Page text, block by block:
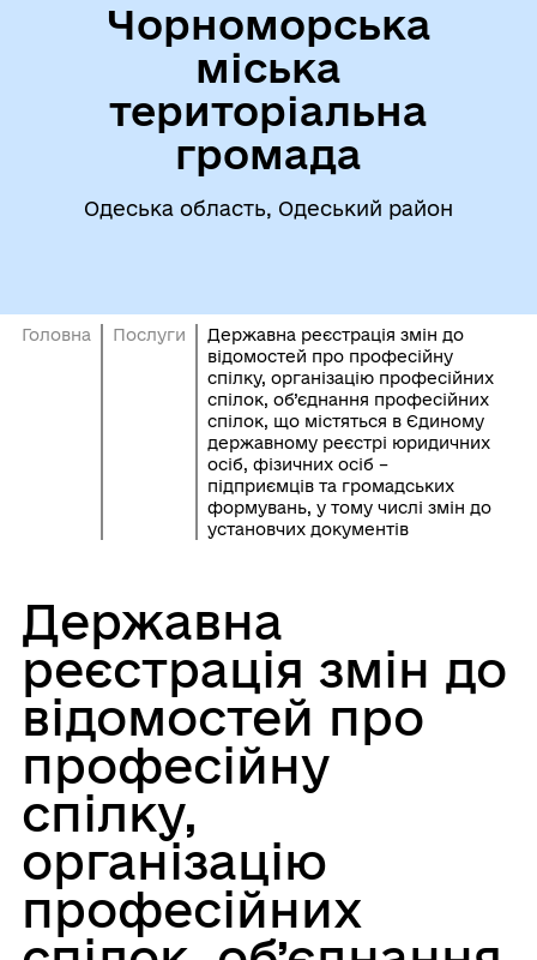
Чорноморська
міська
територіальна
громада
Одеська область, Одеський район
Головна Послуги
Державна реєстрація змін до
відомостей про професійну
спілку, організацію професійних
спілок, об’єднання професійних
спілок, що містяться в Єдиному
державному реєстрі юридичних
осіб, фізичних осіб –
підприємців та громадських
формувань, у тому числі змін до
установчих документів
Державна
реєстрація змін до
відомостей про
професійну
спілку,
організацію
професійних